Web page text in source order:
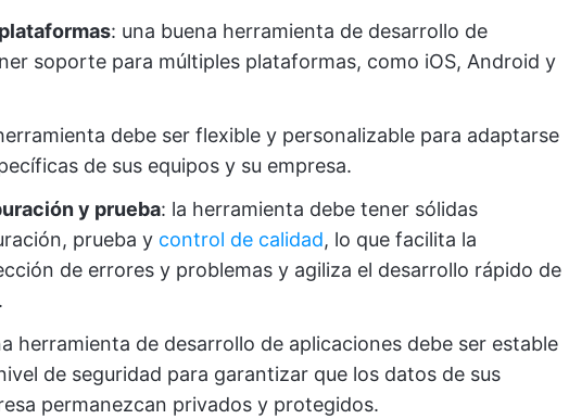
: una buena herramienta de desarrollo de
soporte para múltiples plataformas, como iOS, Android y
debe ser flexible y personalizable para adaptarse
de sus equipos y su empresa.
y prueba: la herramienta debe tener sólidas
prueba y control de calidad, lo que facilita la
de errores y problemas y agiliza el desarrollo rápido de
herramienta de desarrollo de aplicaciones debe ser estable
de seguridad para garantizar que los datos de sus
permanezcan privados y protegidos.